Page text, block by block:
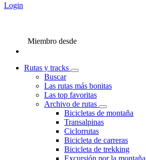
Login
Miembro desde
Rutas y tracks
Buscar
Las rutas más bonitas
Las top favoritas
Archivo de rutas
Bicicletas de montaña
Transalpinas
Ciclorrutas
Bicicleta de carreras
Bicicleta de trekking
Excursión por la montaña